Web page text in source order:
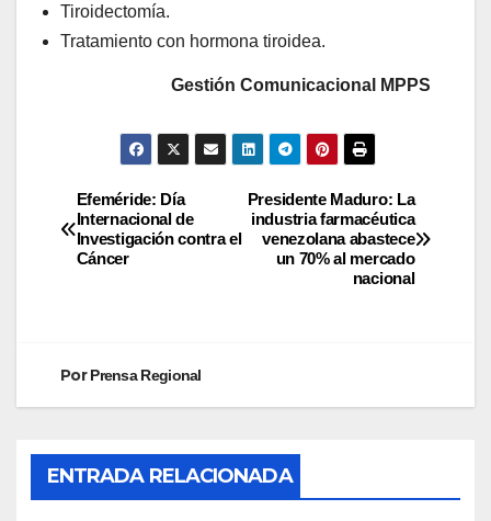
Tiroidectomía.
Tratamiento con hormona tiroidea.
Gestión Comunicacional MPPS
Presidente Maduro: La
industria farmacéutica
venezolana abastece
un 70% al mercado
nacional
Efeméride: Día
Internacional de
Investigación contra el
Cáncer
PorPrensa Regional
ENTRADA RELACIONADA